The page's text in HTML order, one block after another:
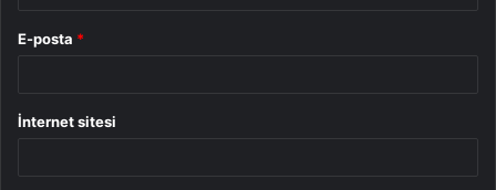
E-posta *
İnternet sitesi